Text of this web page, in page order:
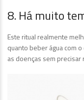
8. Há muito
Este ritual realmente
quanto beber água com
as doenças sem